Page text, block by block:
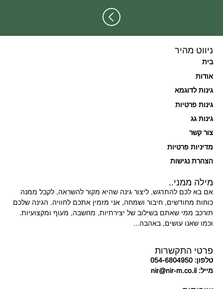
ניווט מהיר
בית
אודות
גינות לדוגמא
גינות פרטיות
גינות גג
צור קשר
מדיניות פרטיות
הצהרת נגישות
מילה ממני..
אם בא לכם להתרגש, ליצור גינה שהיא מקור להשראה, לקבל ממנה
כוחות מחודשים, חיבור ושמחה, אני מזמין אתכם לחוויה. הגינה שלכם
תורכב ממי שאתם בשילוב של יצירתיות, מחשבה, מעוף ומקצועיות.
וכמו שאנו עושים, באהבה...
פרטי התקשרות
טלפון: 054-6804950
מייל: nir@nir-m.co.il